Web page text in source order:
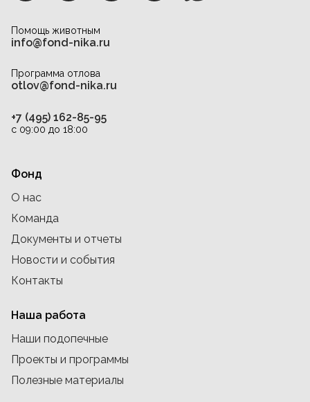
Помощь животным
info@fond-nika.ru
Программа отлова
otlov@fond-nika.ru
+7 (495) 162-85-95
с 09:00 до 18:00
Фонд
О нас
Команда
Документы и отчеты
Новости и события
Контакты
Наша работа
Наши подопечные
Проекты и программы
Полезные материалы